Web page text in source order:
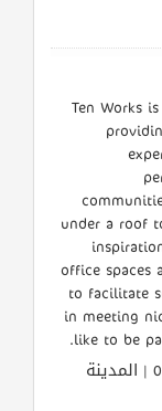
Ten Works
under a roof
office spaces
to facilitate
in meeting
like to be